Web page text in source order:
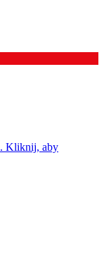
Kliknij, aby